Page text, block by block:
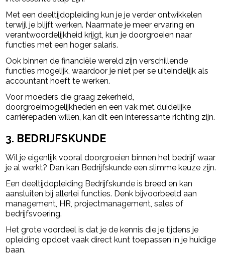
Met een deeltijdopleiding kun je je verder ontwikkelen
terwijl je blijft werken. Naarmate je meer ervaring en
verantwoordelijkheid krijgt, kun je doorgroeien naar
functies met een hoger salaris.
Ook binnen de financiële wereld zijn verschillende
functies mogelijk, waardoor je niet per se uiteindelijk als
accountant hoeft te werken.
Voor moeders die graag zekerheid,
doorgroeimogelijkheden en een vak met duidelijke
carrièrepaden willen, kan dit een interessante richting zijn.
3. BEDRIJFSKUNDE
Wil je eigenlijk vooral doorgroeien binnen het bedrijf waar
je al werkt? Dan kan Bedrijfskunde een slimme keuze zijn.
Een deeltijdopleiding Bedrijfskunde is breed en kan
aansluiten bij allerlei functies. Denk bijvoorbeeld aan
management, HR, projectmanagement, sales of
bedrijfsvoering.
Het grote voordeel is dat je de kennis die je tijdens je
opleiding opdoet vaak direct kunt toepassen in je huidige
baan.